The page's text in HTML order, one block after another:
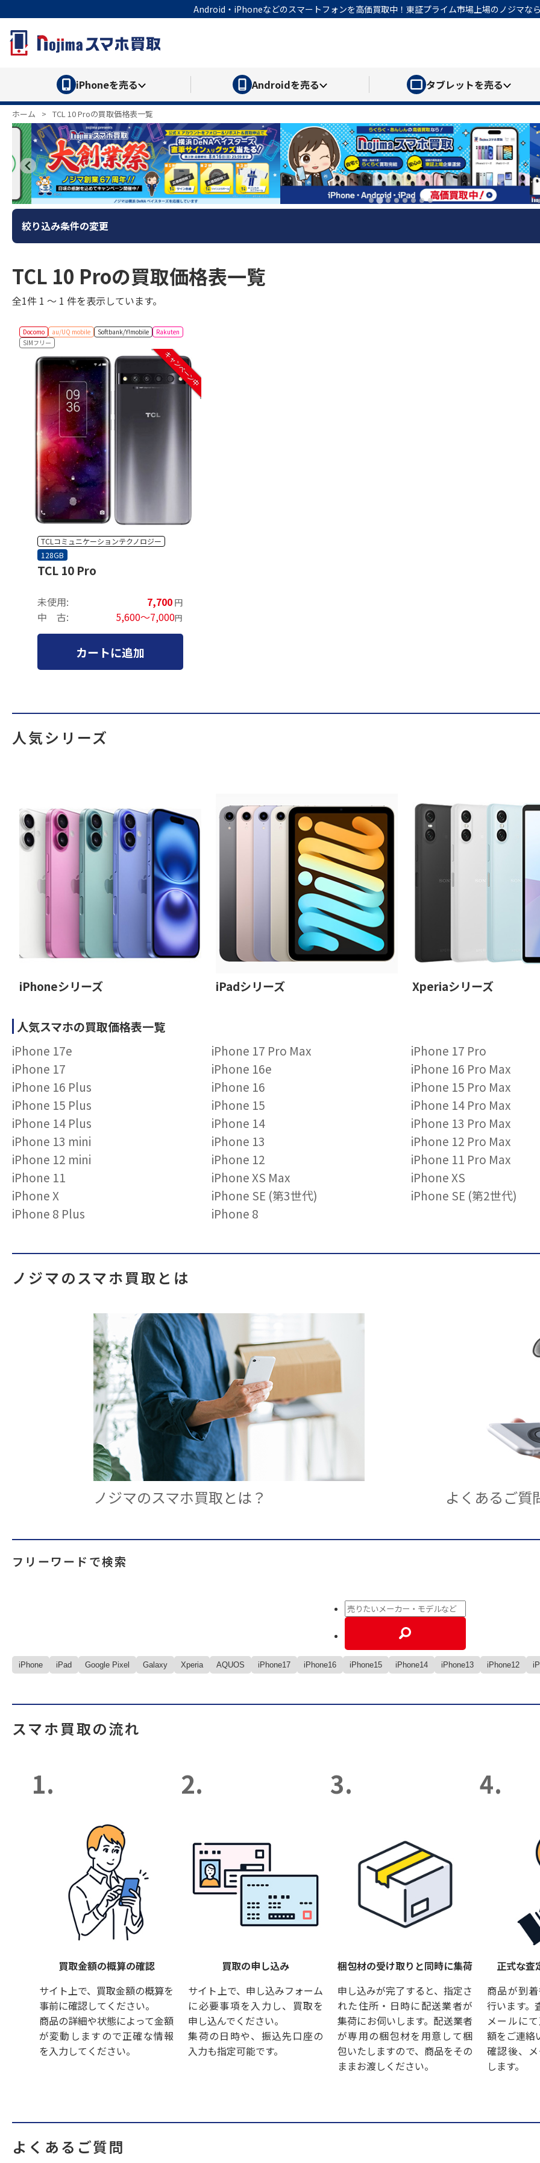
Android・iPhoneなどのスマートフォンを高価買取中！東証プライム市場上場のノジマな
iPhoneを売る Androidを売る タブレットを売る
ホーム > TCL 10 Proの買取価格表一覧
絞り込み条件の変更
TCL 10 Proの買取価格表一覧
全1件 1 ～ 1 件を表示しています。
Docomo au/UQ mobile Softbank/Y!mobile
Rakuten
SIMフリー
キャンペーン中
TCLコミュニケーションテクノロジー
128GB
TCL 10 Pro
未使用: 7,700 円
中 古: 5,600～7,000円
カートに追加
人気シリーズ
iPhoneシリーズ iPadシリーズ Xperiaシリーズ
人気スマホの買取価格表一覧
iPhone 17e
iPhone 17 Pro Max
iPhone 17 Pro
iPhone 17
iPhone 16e
iPhone 16 Pro Max
iPhone 16 Plus
iPhone 16
iPhone 15 Pro Max
iPhone 15 Plus
iPhone 15
iPhone 14 Pro Max
iPhone 14 Plus
iPhone 14
iPhone 13 Pro Max
iPhone 13 mini
iPhone 13
iPhone 12 Pro Max
iPhone 12 mini
iPhone 12
iPhone 11 Pro Max
iPhone 11
iPhone XS Max
iPhone XS
iPhone X
iPhone SE (第3世代)
iPhone SE (第2世代)
iPhone 8 Plus
iPhone 8
ノジマのスマホ買取とは
ノジマのスマホ買取とは？ よくあるご質
フリーワードで検索
iPhone iPad Google Pixel Galaxy Xperia AQUOS iPhone17 iPhone16 iPhone15 iPhone14 iPhone13 iPhone12
スマホ買取の流れ
1.
買取金額の概算の確認
サイト上で、買取金額の概算を
事前に確認してください。
商品の詳細や状態によって金額
が変動しますので正確な情報
を入力してください。
2.
買取の申し込み
サイト上で、申し込みフォーム
に必要事項を入力し、買取を
申し込んでください。
集荷の日時や、振込先口座の
入力も指定可能です。
3.
梱包材の受け取りと同時に集荷
申し込みが完了すると、指定さ
れた住所・日時に配送業者が
集荷にお伺いします。配送業者
が専用の梱包材を用意して梱
包いたしますので、商品をその
ままお渡しください。
4.
正式な査
商品が到
行います。
メールに
額をご連絡
確認後、
します。
よくあるご質問